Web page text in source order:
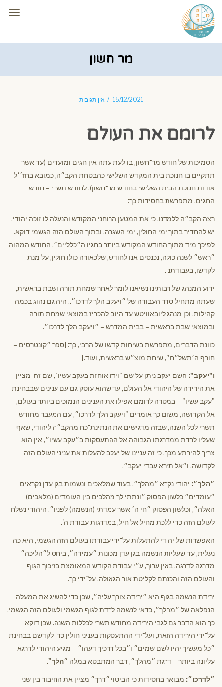
מר חשון
15/12/2021 אין תגובות
לרומם את העולם
הסמיכות של חודש מר־חשון, בו לעת עתה אין חגים ומועדים (עד אשר
תתקיים בו חנוכת בית המקדש השלישי כהבטחת הקב״ה, כמובא בחז׳׳ל
אודות חנוכת הבית השלישי בחודש מר־חשון), לחודש תשרי – חודש
החגים, מתפרשת בחסידות כך:
רצה הקב״ה ללמדנו, כי את המטען הרוחני המקודש והנעלה לו זוכה יהודי,
יש להחדיר בתוך ימי החולין, ימי השגרה, ובתוך העולם הזה הגשמי דוקא.
לפיכך מיד מתוך החודש המקודש ביותר בחגיו ה״כלליים״, החודש המהוה
״ראש״ לשנה כולה, נכנסים אנו לחודש, שלכאורה כולו חולין, על מנת
לקדשו, בעבודתנו.
ידוע המנהג של רבותינו נשיאנו לומר לאחר שמחת תורה ושבת בראשית,
שעתה מתחיל סדר העבודה של ״ויעקב הלך לדרכו״.. היה גם נהוג בכמה
קהילות, וכן מנהג ליובאוויטש עד היום להכריז במוצאי שמחת תורה
ובמוצאי שבת בראשית – בבית המדרש – ״ויעקב הלך לדרכו״.
כוונת הדברים, מתפרשת בשיחות קדשו של הרבי, כך: [ספר ״קונטרסים –
חורף ה׳תשל״ח״, שיחת מוצ״ש בראשית, ועוד.]
ו"יעקב": השם יעקב ניתן על שם "וידו אוחזת בעקב עשיו", שם זה מציין
את הירידה של היהודי אל העולם, עד שהוא עוסק גם עם ענינים שבבחינת
"עקב עשיו" – במטרה לרומם אפילו את הענינים הנמוכים ביותר בעולם,
אל הקדושה, משום כך אומרים "ויעקב הלך לדרכו״, עם המעבר מחודש
תשרי לכל השנה, שבזה מדגישים את הנתינת־כח מהקב״ה ליהודי, שאף
שעליו לרדת ממדרגתו הגבוהה אל ההתעסקות ב״עקב עשיו״, אין הוא
צריך להירתע מכך, כי זה עניינו של יעקב להעלות את עניני העולם הזה
לקדושה, ו״אל תירא עבדי יעקב״.
״הלך״: יהודי נקרא ״מהלך״, בעוד שמלאכים ונשמות בגן עדן נקראים
״עומדים״ כלשון הפסוק ״ונתתי לך מהלכים בין העומדים (מלאכים)
האלה״, וכלשון הפסוק ״חי ה׳ אשר עמדתי (הנשמה) לפניו״. היהודי נשלח
לעולם הזה כדי ללכת מחיל אל חיל, במדרגות עבודת ה'.
האפשרות של יהודי להתעלות על־ידי עבודתו בעולם הזה הגשמי, היא כה
נעלית, עד שעליות הנשמה בגן עדן מכונות ״עמידה״, ביחס ל״הליכה״
מדרגה לדרגה, באין ערוך, ע״י עבודת הקודש המאומצת בזיכוך הגוף
והעולם הזה והכנתם לקליטת אור הגאולה, על־ידי כך.
ירידת הנשמה בגוף היא ״ירידה צורך עליה״, שכן כדי להשיג את המעלה
הנפלאה של ״מהלך״, כדאי לנשמה לרדת לגוף הגשמי ולעולם הזה הגשמי,
כך הוא הדבר גם לגבי הירידה מחודש תשרי לכללות השנה. שכן דוקא
על־ידי הירידה הזאת, ועל־ידי ההתעסקות בעניני חולין כדי לקדשם בבחינת
״כל מעשיך יהיו לשם שמים״ ו״בכל דרכיך דעהו״ – מגיע היהודי לדרגא
עליונה ביותר – דרגת ״מהלך״, דבר המתבטא במלה ״הלך".
״לדרכו״: מבואר בחסידות כי הביטוי ״דרך״ מציין את החיבור בין שני